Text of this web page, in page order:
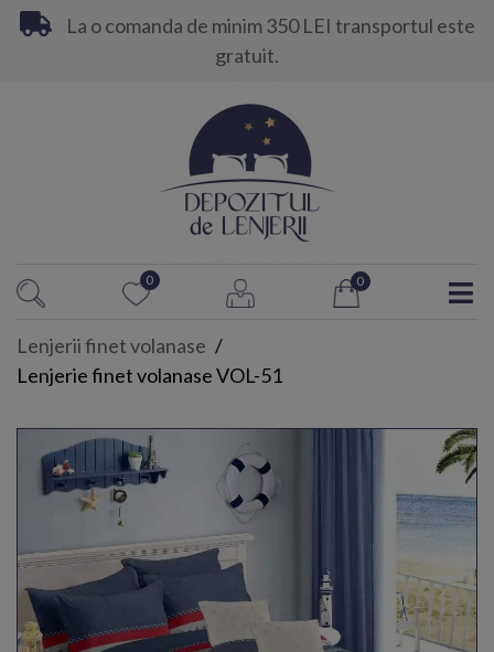
La o comanda de minim 350 LEI transportul este
gratuit.
0 0
Lenjerii finet volanase
Lenjerie finet volanase VOL-51